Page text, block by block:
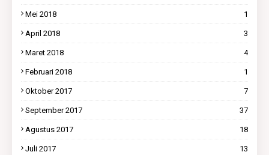
Mei 2018 1
April 2018 3
Maret 2018 4
Februari 2018 1
Oktober 2017 7
September 2017 37
Agustus 2017 18
Juli 2017 13